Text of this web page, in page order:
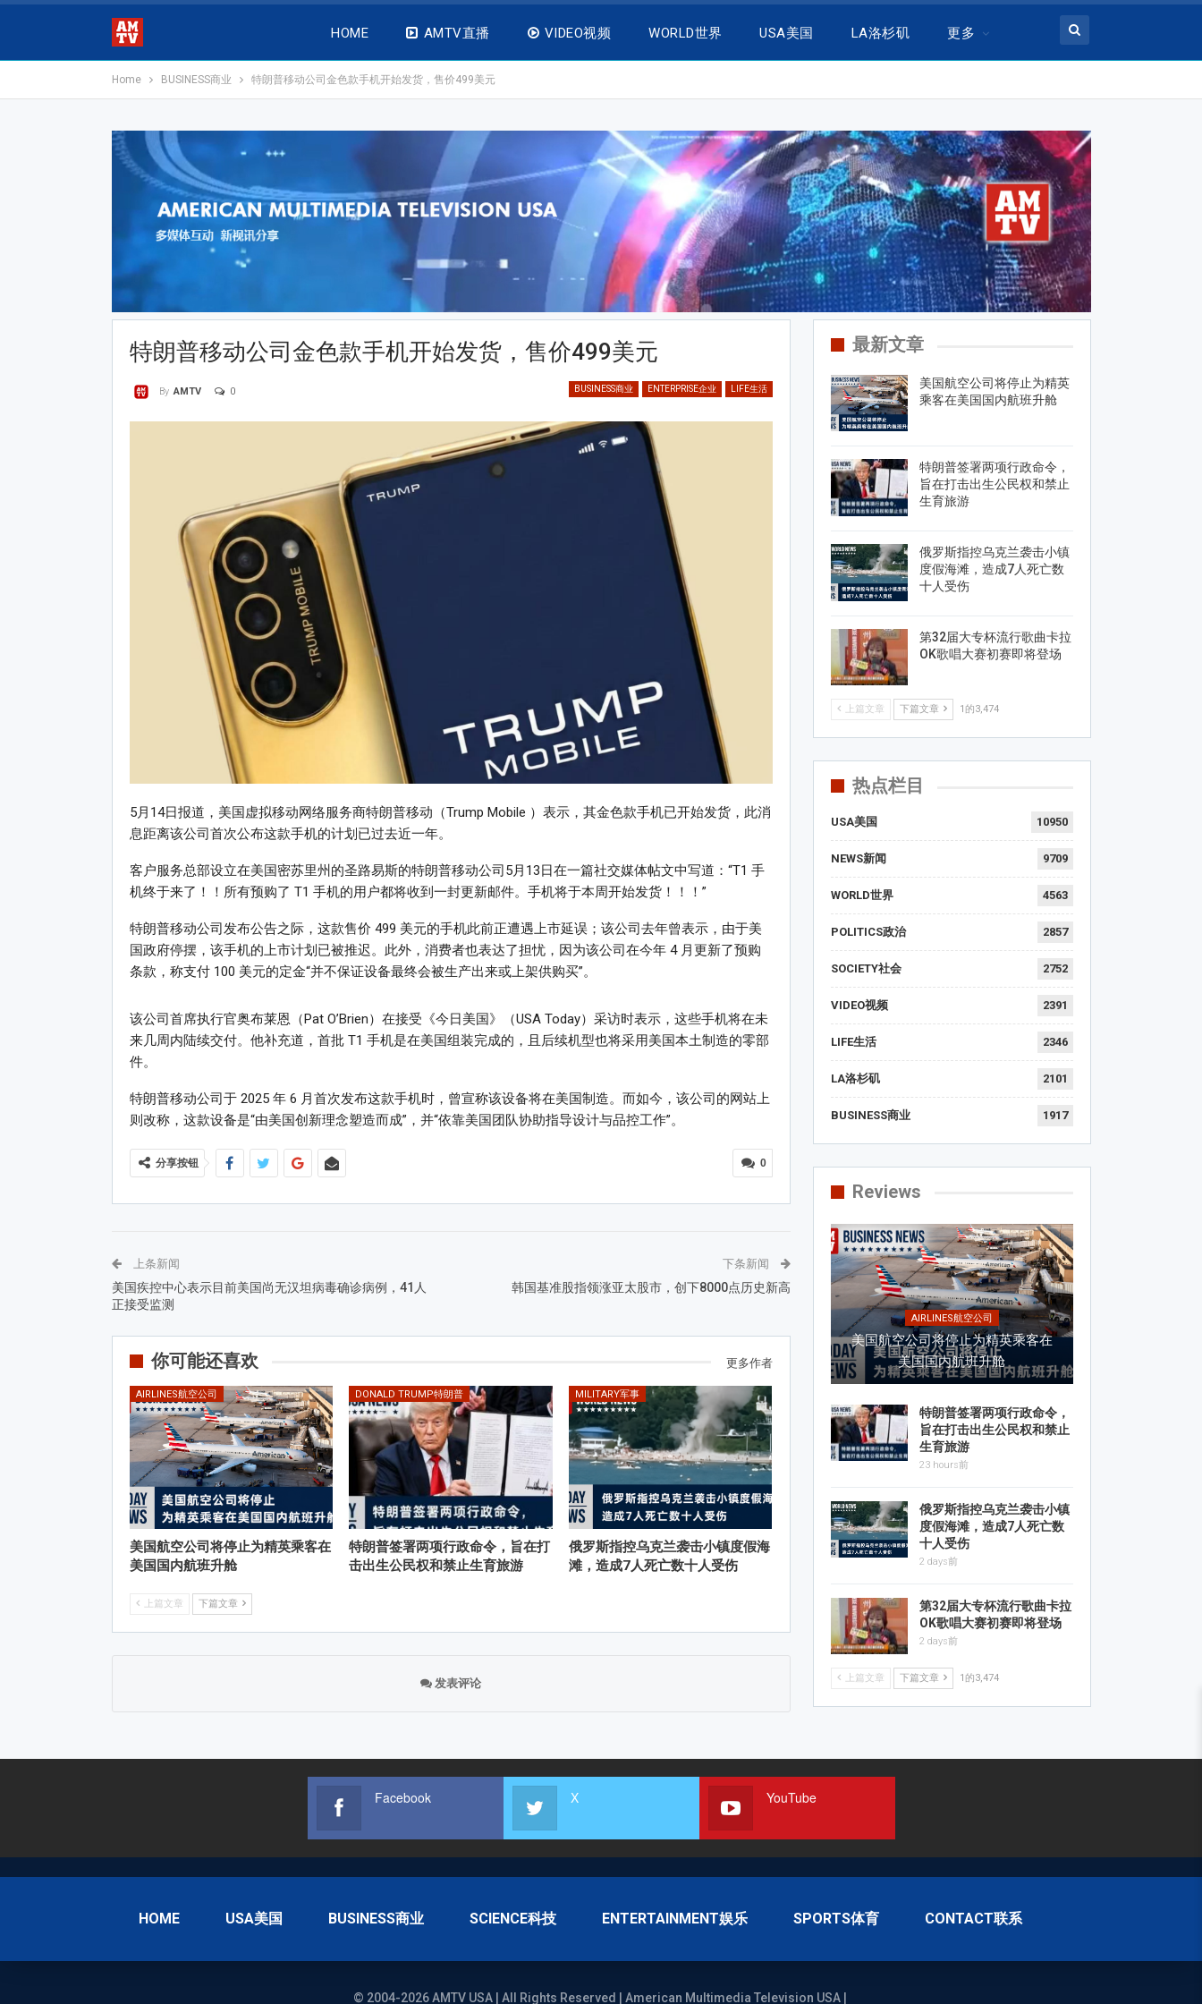
HOME AMTV直播 VIDEO视频 WORLD世界 USA美国 LA洛杉矶 更多
Home BUSINESS商业 特朗普移动公司金色款手机开始发货，售价499美元
特朗普移动公司金色款手机开始发货，售价499美元
BUSINESS商业 ENTERPRISE企业 LIFE生活
By AMTV 0
5月14日报道，美国虚拟移动网络服务商特朗普移动（Trump Mobile ）表示，其金色款手机已开始发货，此消
息距离该公司首次公布这款手机的计划已过去近一年。
客户服务总部设立在美国密苏里州的圣路易斯的特朗普移动公司5月13日在一篇社交媒体帖文中写道：“T1 手
机终于来了！！所有预购了 T1 手机的用户都将收到一封更新邮件。手机将于本周开始发货！！！”
特朗普移动公司发布公告之际，这款售价 499 美元的手机此前正遭遇上市延误；该公司去年曾表示，由于美
国政府停摆，该手机的上市计划已被推迟。此外，消费者也表达了担忧，因为该公司在今年 4 月更新了预购
条款，称支付 100 美元的定金“并不保证设备最终会被生产出来或上架供购买”。
该公司首席执行官奥布莱恩（Pat O’Brien）在接受《今日美国》（USA Today）采访时表示，这些手机将在未
来几周内陆续交付。他补充道，首批 T1 手机是在美国组装完成的，且后续机型也将采用美国本土制造的零部
件。
特朗普移动公司于 2025 年 6 月首次发布这款手机时，曾宣称该设备将在美国制造。而如今，该公司的网站上
则改称，这款设备是“由美国创新理念塑造而成”，并“依靠美国团队协助指导设计与品控工作”。
0
分享按钮
上条新闻
美国疾控中心表示目前美国尚无汉坦病毒确诊病例，41人
正接受监测
下条新闻
韩国基准股指领涨亚太股市，创下8000点历史新高
你可能还喜欢 更多作者
AIRLINES航空公司
美国航空公司将停止为精英乘客在
美国国内航班升舱
DONALD TRUMP特朗普
特朗普签署两项行政命令，旨在打
击出生公民权和禁止生育旅游
MILITARY军事
俄罗斯指控乌克兰袭击小镇度假海
滩，造成7人死亡数十人受伤
上篇文章 下篇文章
发表评论
最新文章
美国航空公司将停止为精英
乘客在美国国内航班升舱
特朗普签署两项行政命令，
旨在打击出生公民权和禁止
生育旅游
俄罗斯指控乌克兰袭击小镇
度假海滩，造成7人死亡数
十人受伤
第32届大专杯流行歌曲卡拉
OK歌唱大赛初赛即将登场
上篇文章 下篇文章 1的3,474
热点栏目
USA美国 10950
NEWS新闻 9709
WORLD世界 4563
POLITICS政治 2857
SOCIETY社会 2752
VIDEO视频 2391
LIFE生活 2346
LA洛杉矶 2101
BUSINESS商业 1917
Reviews
AIRLINES航空公司
美国航空公司将停止为精英乘客在
美国国内航班升舱
特朗普签署两项行政命令，
旨在打击出生公民权和禁止
生育旅游
23 hours前
俄罗斯指控乌克兰袭击小镇
度假海滩，造成7人死亡数
十人受伤
2 days前
第32届大专杯流行歌曲卡拉
OK歌唱大赛初赛即将登场
2 days前
上篇文章 下篇文章 1的3,474
Facebook X YouTube
HOME USA美国 BUSINESS商业 SCIENCE科技 ENTERTAINMENT娱乐 SPORTS体育 CONTACT联系
© 2004-2026 AMTV USA | All Rights Reserved | American Multimedia Television USA |